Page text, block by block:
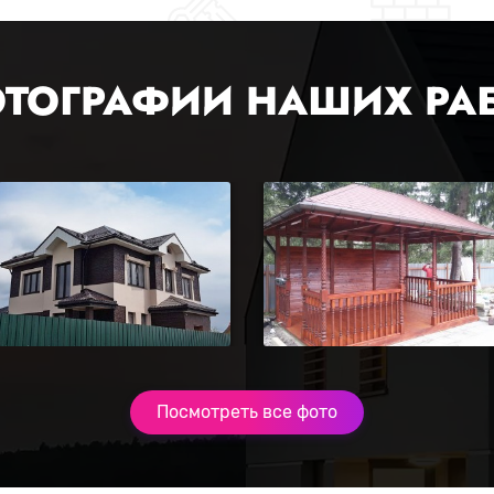
НАШИХ
Посмотреть все фото